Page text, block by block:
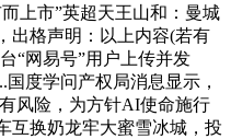
上市”英超天王山和：曼城
出格声明：以上内容(若有
“网易号”用户上传并发
度学问产权局消息显示，
风险，为方针AI使命施行
互换奶龙牢大蜜雪冰城，投